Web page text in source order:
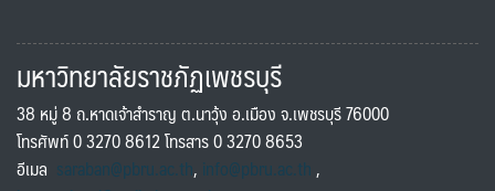
มหาวิทยาลัยราชภัฏเพชรบุรี
38 หมู่ 8 ถ.หาดเจ้าสำราญ ต.นาวุ้ง อ.เมือง จ.เพชรบุรี 76000
โทรศัพท์ 0 3270 8612 โทรสาร 0 3270 8653
อีเมล saraban@pbru.ac.th, info@pbru.ac.th,